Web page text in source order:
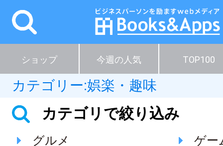
ショップ 今週の人気 TOP100
カテゴリー:娯楽・趣味
カテゴリで絞り込み
グルメ ゲー